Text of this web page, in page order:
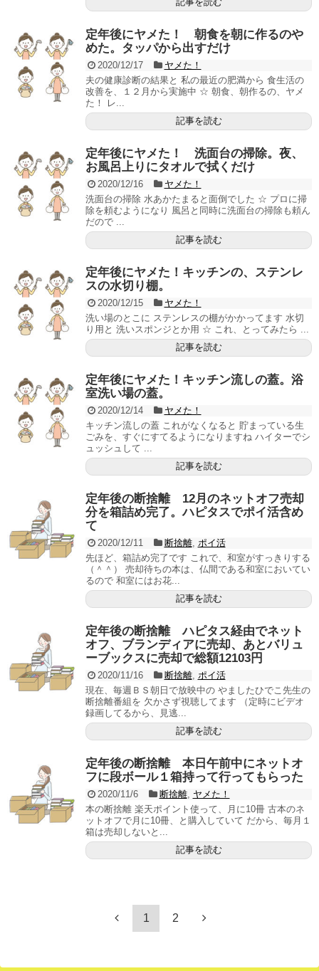
定年後にヤメた！ 朝食を朝に作るのや
めた。タッパから出すだけ
2020/12/17
ヤメた！
夫の健康診断の結果と 私の最近の肥満から 食生活の
改善を、１２月から実施中 ☆ 朝食、朝作るの、ヤメ
た！ レ...
記事を読む
定年後にヤメた！ 洗面台の掃除。夜、
お風呂上りにタオルで拭くだけ
2020/12/16
ヤメた！
洗面台の掃除 水あかたまると面倒でした ☆ プロに掃
除を頼むようになり 風呂と同時に洗面台の掃除も頼ん
だので ...
記事を読む
定年後にヤメた！キッチンの、ステンレ
スの水切り棚。
2020/12/15
ヤメた！
洗い場のとこに ステンレスの棚がかかってます 水切
り用と 洗いスポンジとか用 ☆ これ、とってみたら ...
記事を読む
定年後にヤメた！キッチン流しの蓋。浴
室洗い場の蓋。
2020/12/14
ヤメた！
キッチン流しの蓋 これがなくなると 貯まっている生
ごみを、すぐにすてるようになりますね ハイターでシ
ュッシュして ...
記事を読む
定年後の断捨離 12月のネットオフ売却
分を箱詰め完了。ハピタスでポイ活含め
て
2020/12/11 断捨離, ポイ活
先ほど、箱詰め完了です これで、和室がすっきりする
（＾＾） 売却待ちの本は、仏間である和室においてい
るので 和室にはお花...
記事を読む
定年後の断捨離 ハピタス経由でネット
オフ、ブランディアに売却、あとバリュ
ーブックスに売却で総額12103円
2020/11/16 断捨離, ポイ活
現在、毎週ＢＳ朝日で放映中の やましたひでこ先生の
断捨離番組を 欠かさず視聴してます （定時にビデオ
録画してるから、見逃...
記事を読む
定年後の断捨離 本日午前中にネットオ
フに段ボール１箱持って行ってもらった
2020/11/6 断捨離, ヤメた！
本の断捨離 楽天ポイント使って、月に10冊 古本のネ
ットオフで月に10冊、と購入していて だから、毎月１
箱は売却しないと...
記事を読む
1 2